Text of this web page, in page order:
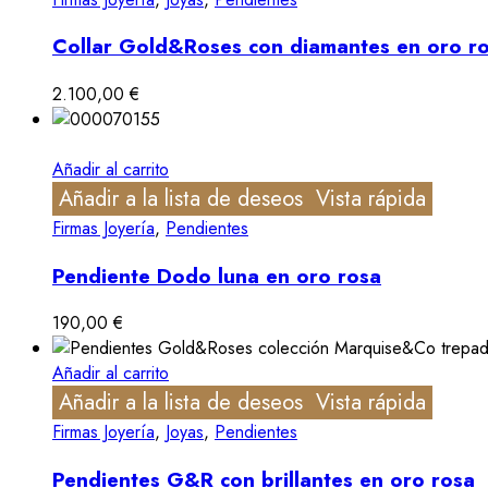
Collar Gold&Roses con diamantes en oro
2.100,00€
Añadir al carrito
Añadir a la lista de deseos Vista rápida
Firmas Joyería, Pendientes
Pendiente Dodo luna en oro rosa
190,00€
Añadir al carrito
Añadir a la lista de deseos Vista rápida
Firmas Joyería, Joyas, Pendientes
Pendientes G&R con brillantes en oro rosa